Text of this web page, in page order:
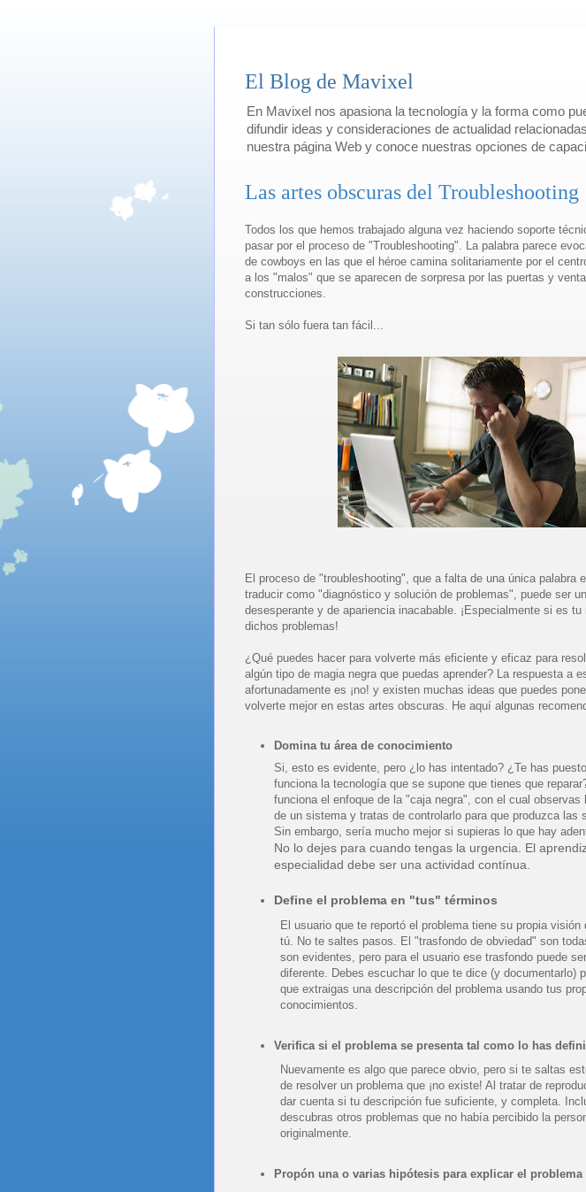
El Blog de Mavixel
En Mavixel nos apasiona la tecnología y la forma como
difundir ideas y consideraciones de actualidad
nuestra página Web y conoce nuestras opciones de
Las artes obscuras del Troubleshooting
Todos los que hemos trabajado alguna vez haciendo soporte
pasar por el proceso de "Troubleshooting". La palabra parece
de cowboys en las que el héroe camina solitariamente por el
a los "malos" que se aparecen de sorpresa por las puertas y
construcciones.
Si tan sólo fuera tan fácil...
El proceso de "troubleshooting", que a falta de una única palabra
traducir como "diagnóstico y solución de problemas", puede ser
desesperante y de apariencia inacabable. ¡Especialmente si es
dichos problemas!
¿Qué puedes hacer para volverte más eficiente y eficaz para
algún tipo de magia negra que puedas aprender? La respuesta a
afortunadamente es ¡no! y existen muchas ideas que puedes
volverte mejor en estas artes obscuras. He aquí algunas
Domina tu área de conocimiento
Si, esto es evidente, pero ¿lo has intentado? ¿Te has
funciona la tecnología que se supone que tienes que
funciona el enfoque de la "caja negra", con el cual observas
de un sistema y tratas de controlarlo para que produzca las
Sin embargo, sería mucho mejor si supieras lo que hay
No lo dejes para cuando tengas la urgencia. El
especialidad debe ser una actividad contínua.
Define el problema en "tus" términos
El usuario que te reportó el problema tiene su propia
tú. No te saltes pasos. El "trasfondo de obviedad" son
son evidentes, pero para el usuario ese trasfondo puede
diferente. Debes escuchar lo que te dice (y documentarlo)
que extraigas una descripción del problema usando tus
conocimientos.
Verifica si el problema se presenta tal como lo has
Nuevamente es algo que parece obvio, pero si te saltas
de resolver un problema que ¡no existe! Al tratar de
dar cuenta si tu descripción fue suficiente, y completa.
descubras otros problemas que no había percibido la
originalmente.
Propón una o varias hipótesis para explicar el problema